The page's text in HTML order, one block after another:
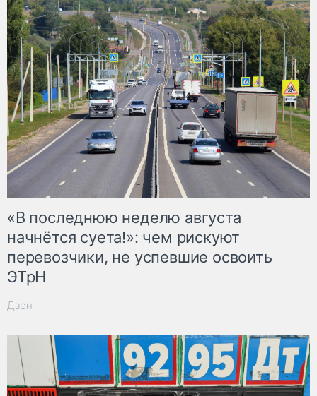
«В последнюю неделю августа
начнётся суета!»: чем рискуют
перевозчики, не успевшие освоить
ЭТрН
Дзен